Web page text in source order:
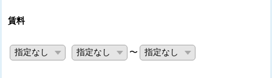
賃料
〜